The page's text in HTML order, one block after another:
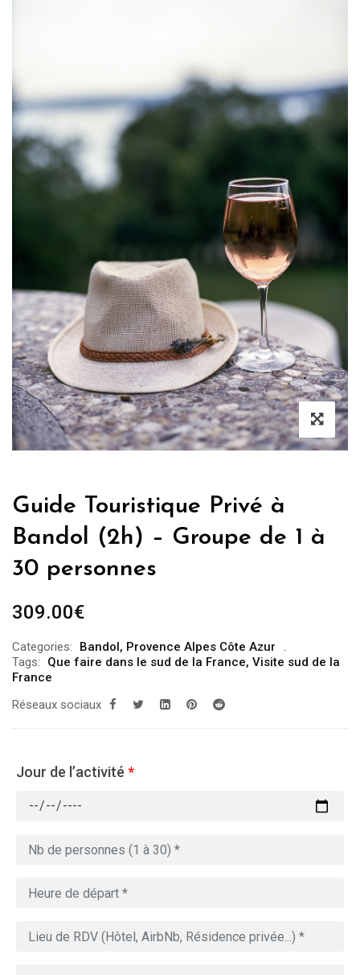
Guide Touristique Privé à
Bandol (2h) – Groupe de 1 à
30 personnes
309.00€
Categories: Bandol , Provence Alpes Côte Azur
Tags:
Que faire dans le sud de la France, Visite sud de la
France
Réseaux sociaux
Jour de l’activité *